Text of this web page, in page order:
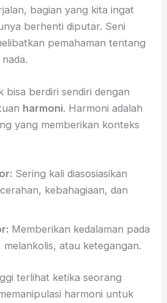
bagian yang kita ingat
berhenti diputar. Seni
pemahaman tentang
bisa berdiri sendiri dengan
harmoni. Harmoni adalah
yang memberikan konteks
Sering kali diasosiasikan
kebahagiaan, dan
Memberikan kedalaman pada
melankolis, atau ketegangan.
terlihat ketika seorang
harmoni untuk